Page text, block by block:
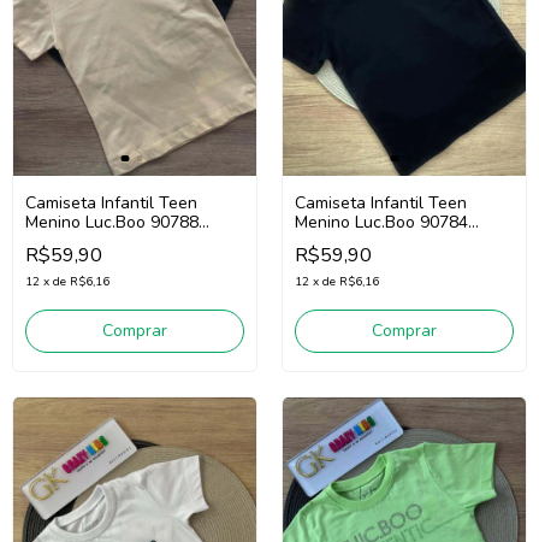
Camiseta Infantil Teen
Menino Luc.Boo 90788
(Laranja Claro)
R$59,90
12 x de R$6,16
Comprar
Camiseta Infantil Teen
Menino Luc.Boo 90784
(Preto)
R$59,90
12 x de R$6,16
Comprar